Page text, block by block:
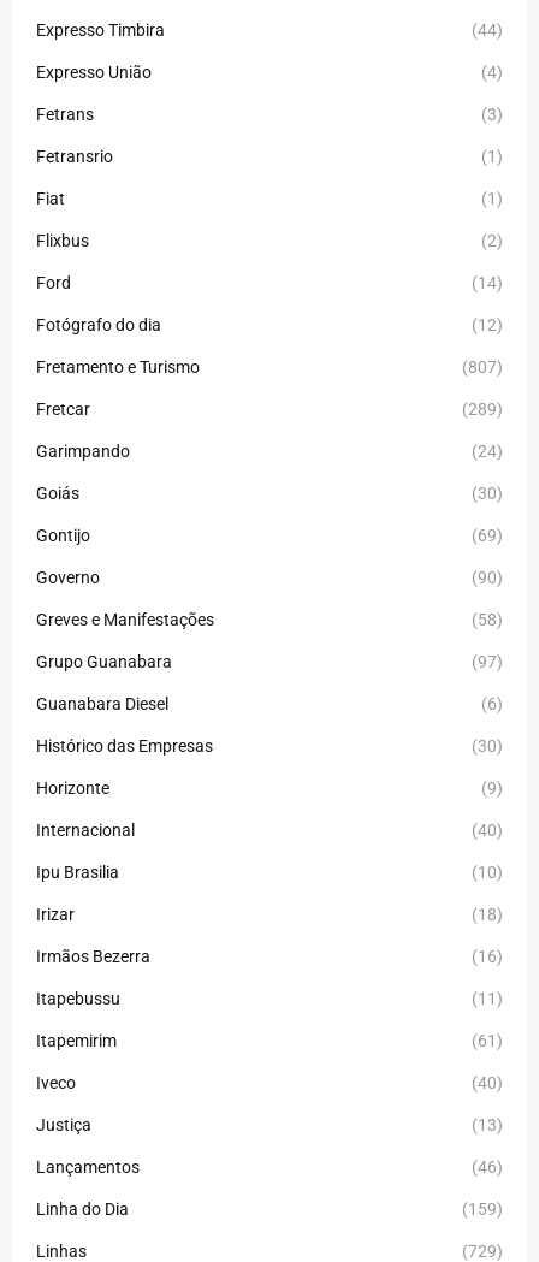
Expresso Timbira (44)
Expresso União (4)
Fetrans (3)
Fetransrio (1)
Fiat (1)
Flixbus (2)
Ford (14)
Fotógrafo do dia (12)
Fretamento e Turismo (807)
Fretcar (289)
Garimpando (24)
Goiás (30)
Gontijo (69)
Governo (90)
Greves e Manifestações (58)
Grupo Guanabara (97)
Guanabara Diesel (6)
Histórico das Empresas (30)
Horizonte (9)
Internacional (40)
Ipu Brasilia (10)
Irizar (18)
Irmãos Bezerra (16)
Itapebussu (11)
Itapemirim (61)
Iveco (40)
Justiça (13)
Lançamentos (46)
Linha do Dia (159)
Linhas (729)